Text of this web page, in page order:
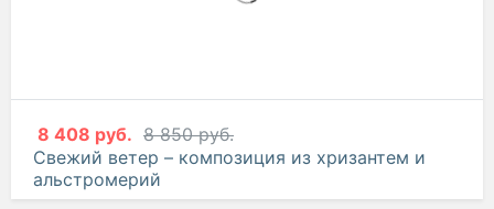
8 408 руб. 8 850 руб.
Свежий ветер – композиция из хризантем и
альстромерий